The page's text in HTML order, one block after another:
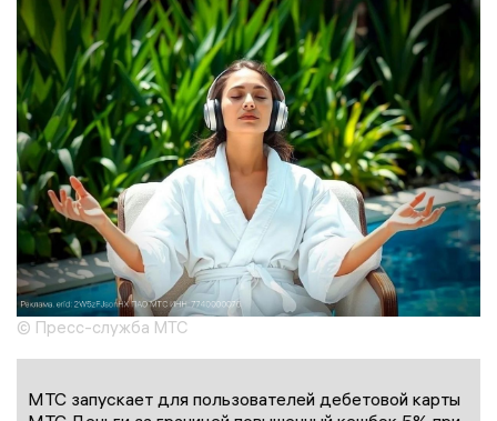
© Пресс-служба МТС
МТС запускает для пользователей дебетовой карты